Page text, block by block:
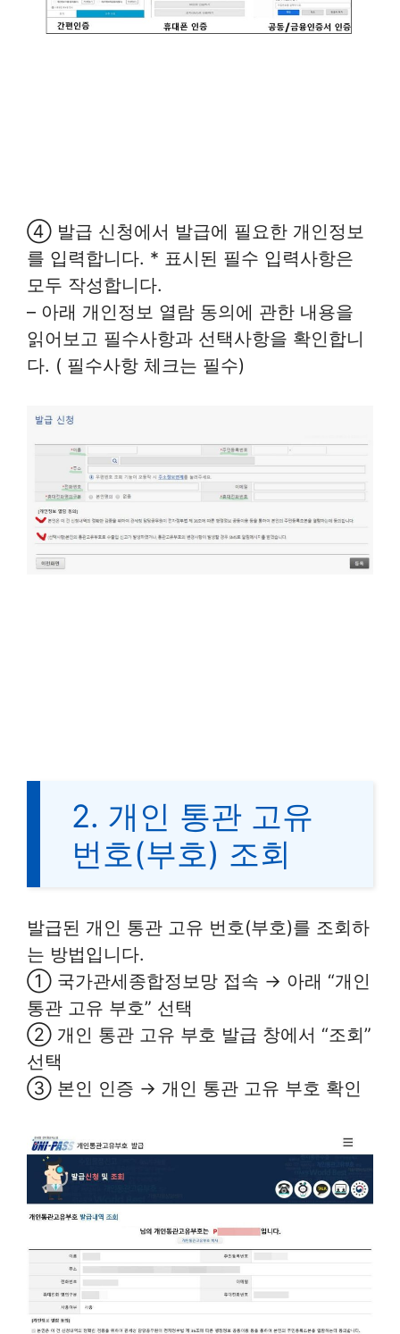
④ 발급 신청에서 발급에 필요한 개인정보
를 입력합니다. * 표시된 필수 입력사항은
모두 작성합니다.
– 아래 개인정보 열람 동의에 관한 내용을
읽어보고 필수사항과 선택사항을 확인합니
다. ( 필수사항 체크는 필수)
2. 개인 통관 고유
번호(부호) 조회
발급된 개인 통관 고유 번호(부호)를 조회하
는 방법입니다.
① 국가관세종합정보망 접속 → 아래 “개인
통관 고유 부호” 선택
② 개인 통관 고유 부호 발급 창에서 “조회”
선택
③ 본인 인증 → 개인 통관 고유 부호 확인